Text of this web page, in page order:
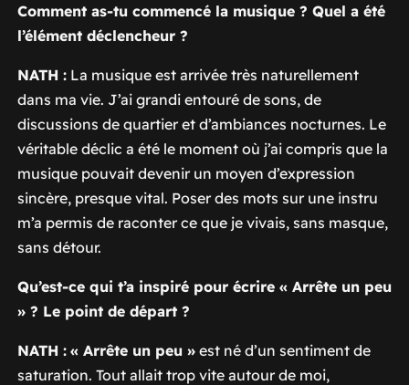
Comment as-tu commencé la musique ? Quel a été
l’élément déclencheur ?
NATH :La musique est arrivée très naturellement
dans ma vie. J’ai grandi entouré de sons, de
discussions de quartier et d’ambiances nocturnes. Le
véritable déclic a été le moment où j’ai compris que la
musique pouvait devenir un moyen d’expression
sincère, presque vital. Poser des mots sur une instru
m’a permis de raconter ce que je vivais, sans masque,
sans détour.
Qu’est-ce qui t’a inspiré pour écrire « Arrête un peu
» ? Le point de départ ?
NATH : « Arrête un peu »est né d’un sentiment de
saturation. Tout allait trop vite autour de moi,